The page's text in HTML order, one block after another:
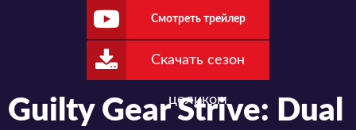
Смотреть трейлер
Скачать сезон
целиком
Guilty Gear Strive: Dual